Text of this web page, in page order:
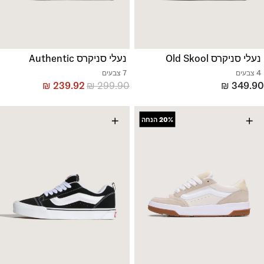
נעלי סניקרס Old Skool
4 צבעים
₪ 349.90
נעלי סניקרס Authentic
7 צבעים
₪299.90
₪ 239.92
+
20% הנחה +